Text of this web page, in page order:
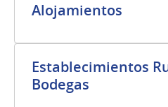
Alojamientos
Establecimientos
Bodegas